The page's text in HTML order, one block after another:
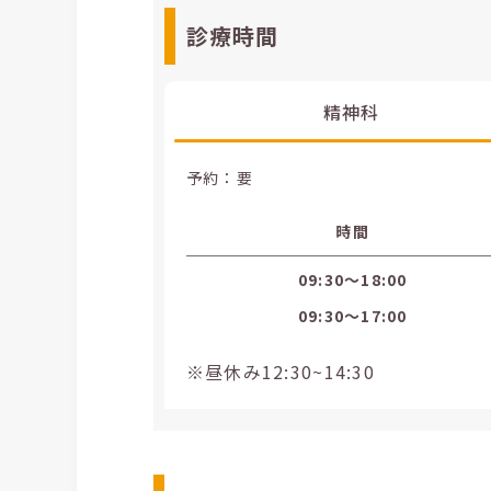
診療時間
精神科
予約：要
時間
09:30〜18:00
09:30〜17:00
※昼休み12:30~14:30